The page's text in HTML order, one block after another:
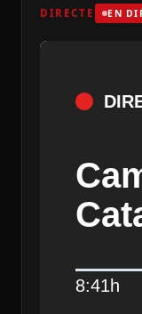
DIRECTE EN
8:41h